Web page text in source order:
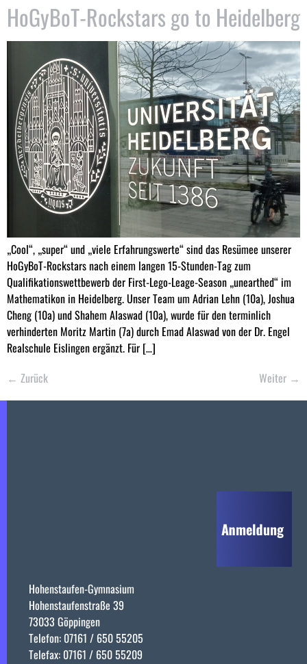
HoGyBoT-Rockstars go to Heidelberg
„Cool“, „super“ und „viele Erfahrungswerte“ sind das Resümee unserer
HoGyBoT-Rockstars nach einem langen 15-Stunden-Tag zum
Qualifikationswettbewerb der First-Lego-Leage-Season „unearthed“ im
Mathematikon in Heidelberg. Unser Team um Adrian Lehn (10a), Joshua
Cheng (10a) und Shahem Alaswad (10a), wurde für den terminlich
verhinderten Moritz Martin (7a) durch Emad Alaswad von der Dr. Engel
Realschule Eislingen ergänzt. Für […]
← Zurück Weiter →
Hohenstaufen-Gymnasium
Hohenstaufenstraße 39
73033 Göppingen
Telefon: 07161 / 650 55205
Telefax: 07161 / 650 55209